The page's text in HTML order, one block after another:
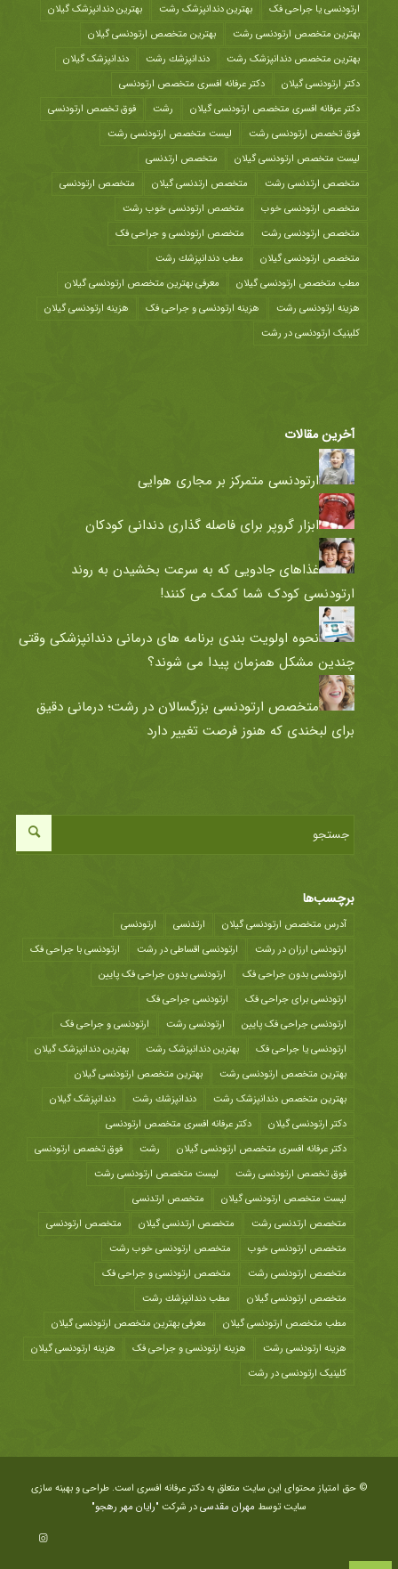
ارتودنسی یا جراحی فک
بهترین دندانپزشک رشت
بهترین دندانپزشک گیلان
بهترین متخصص ارتودنسی رشت
بهترین متخصص ارتودنسی گیلان
بهترین متخصص دندانپزشک رشت
دندانپزشك رشت
دندانپزشک گیلان
دکتر ارتودنسی گیلان
دکتر عرفانه افسری متخصص ارتودنسی
دکتر عرفانه افسری متخصص ارتودنسی گیلان
رشت
فوق تخصص ارتودنسی
فوق تخصص ارتودنسی رشت
لیست متخصص ارتودنسی رشت
لیست متخصص ارتودنسی گیلان
متخصص ارتدنسی
متخصص ارتدنسی رشت
متخصص ارتدنسی گیلان
متخصص ارتودنسی
متخصص ارتودنسی خوب
متخصص ارتودنسی خوب رشت
متخصص ارتودنسی رشت
متخصص ارتودنسی و جراحی فک
متخصص ارتودنسی گیلان
مطب دندانپزشك رشت
مطب متخصص ارتودنسی گیلان
معرفی بهترین متخصص ارتودنسی گیلان
هزينه ارتودنسی رشت
هزینه ارتودنسی و جراحی فک
هزینه ارتودنسی گیلان
کلینیک ارتودنسی در رشت
آخرین مقالات
ارتودنسی متمرکز بر مجاری هوایی
ابزار گروپر برای فاصله گذاری دندانی کودکان
غذاهای جادویی که به سرعت بخشیدن به روند
ارتودنسی کودک شما کمک می کنند!
نحوه اولویت بندی برنامه های درمانی دندانپزشکی وقتی
چندین مشکل همزمان پیدا می شوند؟
متخصص ارتودنسی بزرگسالان در رشت؛ درمانی دقیق
برای لبخندی که هنوز فرصت تغییر دارد
برچسب‌ها
آدرس متخصص ارتودنسی گیلان ارتدنسی
ارتودنسی
ارتودنسی ارزان در رشت
ارتودنسی اقساطی در رشت
ارتودنسی با جراحی فک
ارتودنسی بدون جراحی فک
ارتودنسی بدون جراحی فک پایین
ارتودنسی برای جراحی فک
ارتودنسی جراحی فک
ارتودنسی جراحی فک پایین
ارتودنسی رشت
ارتودنسی و جراحی فک
ارتودنسی یا جراحی فک
بهترین دندانپزشک رشت
بهترین دندانپزشک گیلان
بهترین متخصص ارتودنسی رشت
بهترین متخصص ارتودنسی گیلان
بهترین متخصص دندانپزشک رشت
دندانپزشك رشت
دندانپزشک گیلان
دکتر ارتودنسی گیلان
دکتر عرفانه افسری متخصص ارتودنسی
دکتر عرفانه افسری متخصص ارتودنسی گیلان
رشت
فوق تخصص ارتودنسی
فوق تخصص ارتودنسی رشت
لیست متخصص ارتودنسی رشت
لیست متخصص ارتودنسی گیلان
متخصص ارتدنسی
متخصص ارتدنسی رشت
متخصص ارتدنسی گیلان
متخصص ارتودنسی
متخصص ارتودنسی خوب
متخصص ارتودنسی خوب رشت
متخصص ارتودنسی رشت
متخصص ارتودنسی و جراحی فک
متخصص ارتودنسی گیلان
مطب دندانپزشك رشت
مطب متخصص ارتودنسی گیلان
معرفی بهترین متخصص ارتودنسی گیلان
هزينه ارتودنسی رشت
هزینه ارتودنسی و جراحی فک
هزینه ارتودنسی گیلان
کلینیک ارتودنسی در رشت
© حق امتیاز محتوای این سایت متعلق به دکتر عرفانه افسری است. طراحی و بهینه سازی
سایت توسط مهران مقدسیدر شرکت "رایان مهر رهجو"